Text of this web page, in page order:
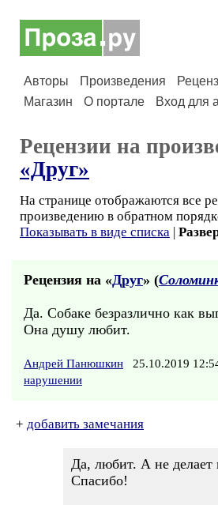
Авторы Произведения
Магазин
О портале Вход для
Рецензии на
«Друг»
На странице отображаются все
произведению в обратном
Показывать в виде списка |
Рецензия на «Друг» (
Да. Собаке безразлично как
Она душу любит.
Андрей Панюшкин 25.10.2019
нарушении
+ добавить замечания
Да, любит. А не делает
Спасибо!